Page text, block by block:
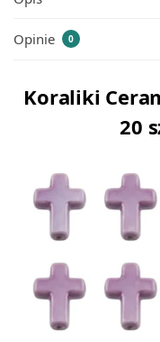
Opinie 0
Koraliki
20